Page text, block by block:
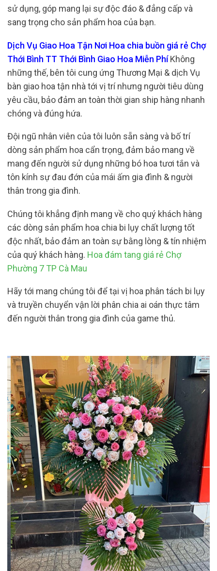
sử dụng, góp mang lại sự độc đáo & đẳng cấp và
sang trọng cho sản phẩm hoa của bạn.
Dịch Vụ Giao Hoa Tận Nơi Hoa chia buồn giá rẻ Chợ
Thới Bình TT Thới Bình Giao Hoa Miễn PhíKhông
những thế, bên tôi cung ứng Thương Mại & dịch Vụ
bàn giao hoa tận nhà tới vị trí nhưng người tiêu dùng
yêu cầu, bảo đảm an toàn thời gian ship hàng nhanh
chóng và đúng hứa.
Đội ngũ nhân viên của tôi luôn sẵn sàng và bố trí
dòng sản phẩm hoa cẩn trọng, đảm bảo mang về
mang đến người sử dụng những bó hoa tươi tắn và
tôn kính sự đau đớn của mái ấm gia đình & người
thân trong gia đình.
Chúng tôi khẳng định mang về cho quý khách hàng
các dòng sản phẩm hoa chia bi lụy chất lượng tốt
độc nhất, bảo đảm an toàn sự bằng lòng & tín nhiệm
của quý khách hàng. Hoa đám tang giá rẻ Chợ
Phường 7 TP Cà Mau
Hãy tới mang chúng tôi để tại vị hoa phân tách bi lụy
và truyền chuyển vận lời phân chia ai oán thực tâm
đến người thân trong gia đình của game thủ.